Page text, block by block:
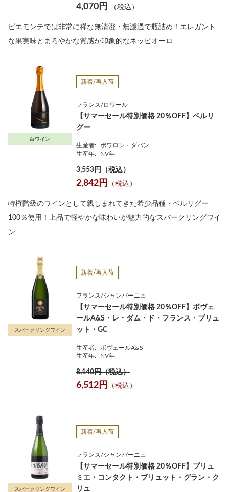
4,070円 （税込）
ピエモンテでは非常に稀な無清澄・無濾過で瓶詰め！エレガント
な果実味とまろやかな質感が印象的なネッビオーロ
白ワイン
新着/再入荷
フランス/ロワール
【サマーセール特別価格 20％OFF】ベルリ
グー
生産者:
ポワロン・ダバン
生産年:
NV年
3,553円（税込）
2,842円 （税込）
特権階級のワインとして親しまれてきた希少品種・ベルリグー
100％使用！上品で軽やかな味わいが魅力的なスパークリングワイ
ン
スパークリングワイン
新着/再入荷
フランス/シャンパーニュ
【サマーセール特別価格 20％OFF】ボヴェ
ールA&S・レ・ダム・ド・フランス・ブリュ
ット・GC
生産者:
ボヴェールA&S
生産年:
NV年
8,140円（税込）
6,512円 （税込）
スパークリングワイン
新着/再入荷
フランス/シャンパーニュ
【サマーセール特別価格 20％OFF】プリュ
ミエ・コンタクト・ブリュット・グラン・ク
リュ